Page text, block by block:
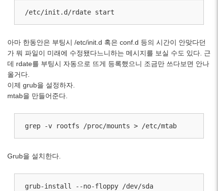
/etc/init.d/rdate start
아마 한동안은 부팅시 /etc/init.d 혹은 conf.d 등의 시간이 안맞다던
가 뭐 파일이 미래에 수정됐다느니하는 메시지를 보실 수도 있다. 근
데 rdate를 부팅시 자동으로 뜨게 등록했으니 조금만 쓰다보면 안나
올거다.
이제 grub을 설정하자.
mtab을 만들어준다.
grep -v rootfs /proc/mounts > /etc/mtab
Grub을 설치한다.
grub-install --no-floppy /dev/sda